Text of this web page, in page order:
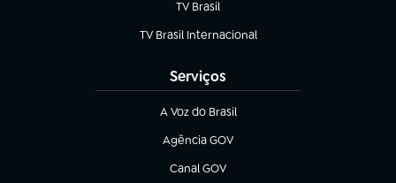
TV Brasil
(abre em nova aba)
TV Brasil Internacional
(abre em nova aba)
Serviços
A Voz do Brasil
(abre em nova aba)
Agência GOV
(abre em nova aba)
Canal GOV
(abre em nova aba)